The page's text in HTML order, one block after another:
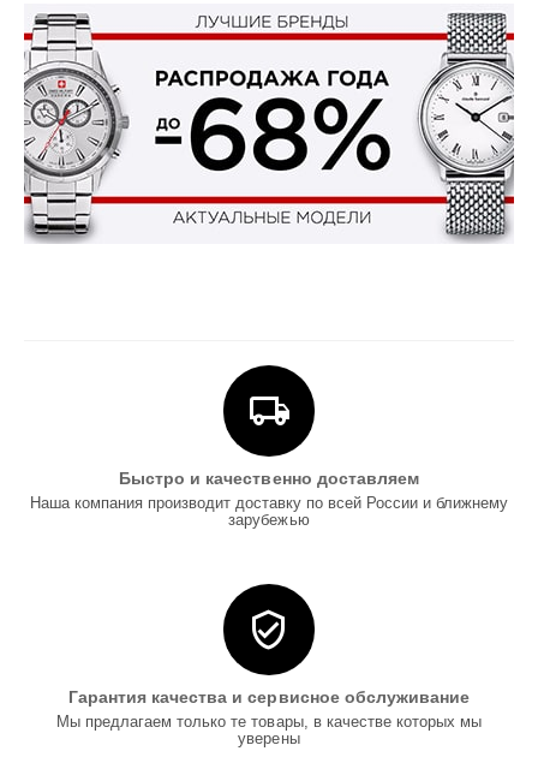
Быстро и качественно доставляем
Наша компания производит доставку по всей России и ближнему
зарубежью
Гарантия качества и сервисное обслуживание
Мы предлагаем только те товары, в качестве которых мы
уверены